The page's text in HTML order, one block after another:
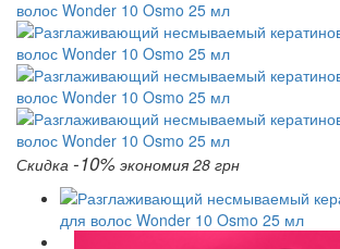
Скидка -10% экономия 28 грн